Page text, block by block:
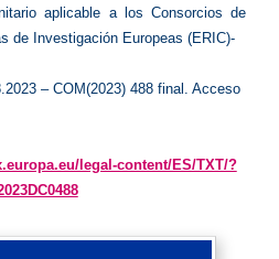
aplicable a los Consorcios de
de Investigación Europeas (ERIC)-
– COM(2023) 488 final. Acceso
legal-content/ES/TXT/?